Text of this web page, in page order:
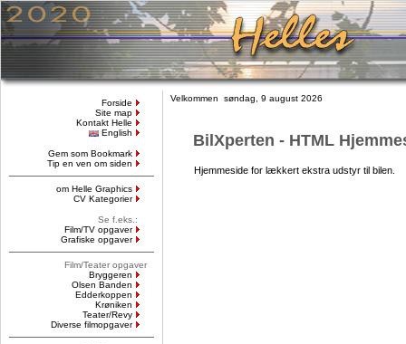
Forside
Site map
Kontakt Helle
English
Gem som Bookmark
Tip en ven om siden
om Helle Graphics
CV Kategorier
Se f.eks.:
Film/TV opgaver
Grafiske opgaver
Film/Teater opgaver
Bryggeren
Olsen Banden
Edderkoppen
Krøniken
Teater/Revy
Diverse filmopgaver
Velkommen søndag, 9 august 2026
BilXperten - HTML
Hjemmeside for lækkert ekstra udstyr til bilen.